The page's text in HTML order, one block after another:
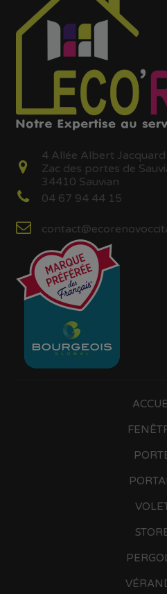
4 Allée Albert Jacquard
Zac des portes de
34410 Sauvian
04 67 94 44 15